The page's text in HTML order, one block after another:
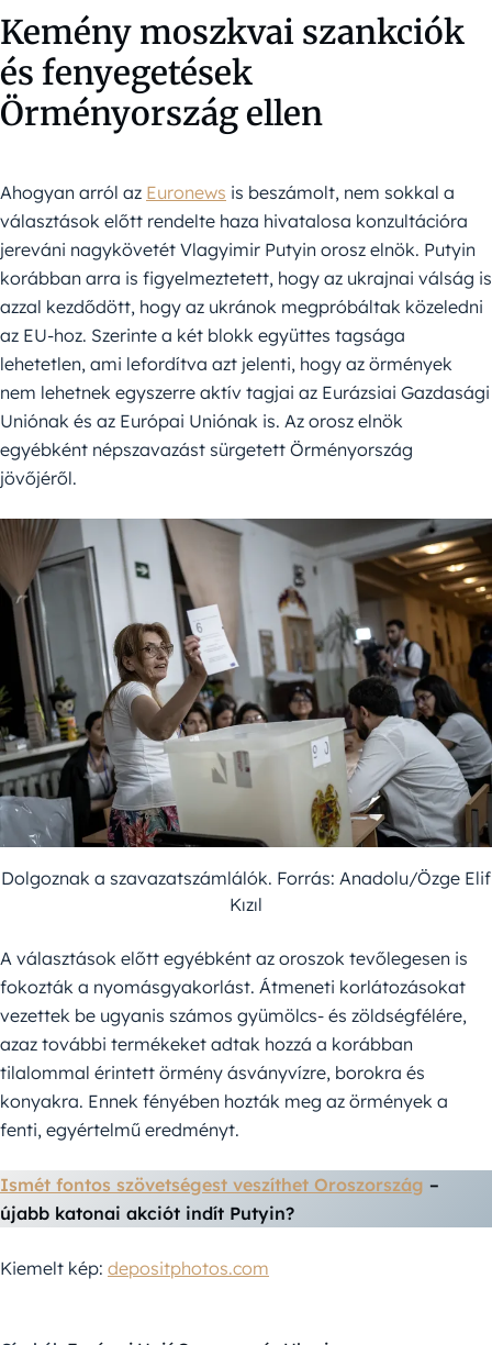
Kemény moszkvai szankciók
és fenyegetések
Örményország ellen
Ahogyan arról az Euronews is beszámolt, nem sokkal a
választások előtt rendelte haza hivatalosa konzultációra
jereváni nagykövetét Vlagyimir Putyin orosz elnök. Putyin
korábban arra is figyelmeztetett, hogy az ukrajnai válság is
azzal kezdődött, hogy az ukránok megpróbáltak közeledni
az EU-hoz. Szerinte a két blokk együttes tagsága
lehetetlen, ami lefordítva azt jelenti, hogy az örmények
nem lehetnek egyszerre aktív tagjai az Eurázsiai Gazdasági
Uniónak és az Európai Uniónak is. Az orosz elnök
egyébként népszavazást sürgetett Örményország
jövőjéről.
Dolgoznak a szavazatszámlálók. Forrás: Anadolu/Özge Elif
Kızıl
A választások előtt egyébként az oroszok tevőlegesen is
fokozták a nyomásgyakorlást. Átmeneti korlátozásokat
vezettek be ugyanis számos gyümölcs- és zöldségfélére,
azaz további termékeket adtak hozzá a korábban
tilalommal érintett örmény ásványvízre, borokra és
konyakra. Ennek fényében hozták meg az örmények a
fenti, egyértelmű eredményt.
Ismét fontos szövetségest veszíthet Oroszország –
újabb katonai akciót indít Putyin?
Kiemelt kép: depositphotos.com